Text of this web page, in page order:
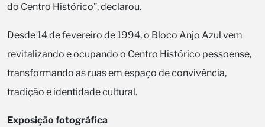
do Centro Histórico”, declarou.
Desde 14 de fevereiro de 1994, o Bloco Anjo Azul vem
revitalizando e ocupando o Centro Histórico pessoense,
transformando as ruas em espaço de convivência,
tradição e identidade cultural.
Exposição fotográfica